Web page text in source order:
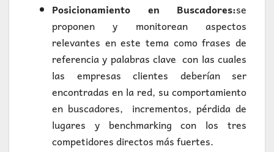
Posicionamiento en Buscadores:se
proponen y monitorean aspectos
relevantes en este tema como frases de
referencia y palabras clave con las cuales
las empresas clientes deberían ser
encontradas en la red, su comportamiento
en buscadores, incrementos, pérdida de
lugares y benchmarking con los tres
competidores directos más fuertes.